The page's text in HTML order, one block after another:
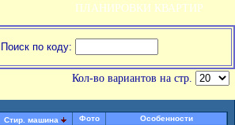
ПЛАНИРОВКИ КВАРТИР
Поиск по коду:
Кол-во вариантов на стр.
Стир. машина Фото
Особенности